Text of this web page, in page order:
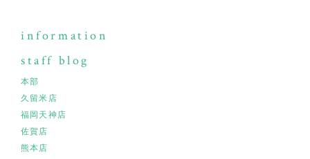
information
staff blog
本部
久留米店
福岡天神店
佐賀店
熊本店